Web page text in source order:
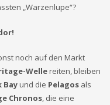
„Warzenlupe“?
noch auf den Markt
Wellereiten, bleiben
Bayund die Pelagos als
Chronos , die eine